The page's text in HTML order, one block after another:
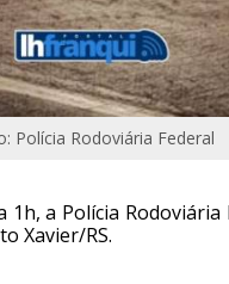
Polícia Rodoviária Federal
a Polícia
Xavier/RS.